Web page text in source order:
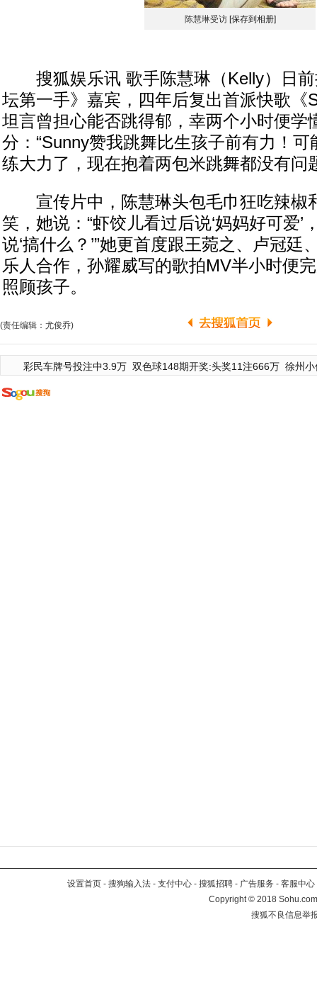
陈慧琳受访 [保存到相册]
搜狐娱乐讯 歌手陈慧琳（Kelly）日前
坛第一手》嘉宾，四年后复出首派快歌《
坦言曾担心能否跳得郁，幸两个小时便学
分：“Sunny赞我跳舞比生孩子前有力！
练大力了，现在抱着两包米跳舞都没有问
宣传片中，陈慧琳头包毛巾狂吃辣椒
笑，她说：“虾饺儿看过后说‘妈妈好可爱’
说‘搞什么？’”她更首度跟王菀之、卢冠廷
乐人合作，孙耀威写的歌拍MV半小时便
照顾孩子。
(责任编辑：尤俊乔)
彩民车牌号投注中3.9万 双色球148期开奖:头奖11注666万 徐州
设置首页 - 搜狗输入法 - 支付中心 - 搜狐招聘 - 广告服务 - 客服中心
Copyright©2018
搜狐不良信息举